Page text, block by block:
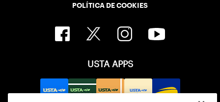
POLÍTICA DE COOKIES
USTA APPS